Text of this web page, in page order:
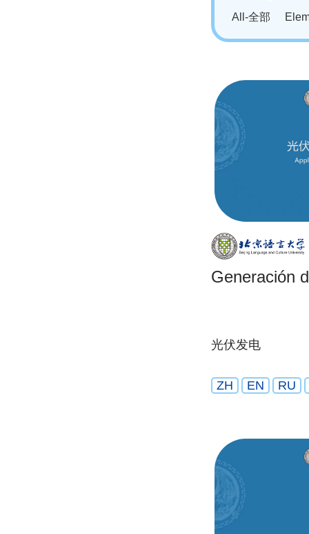
All-全部
Generación
光伏发电
ZH EN RU